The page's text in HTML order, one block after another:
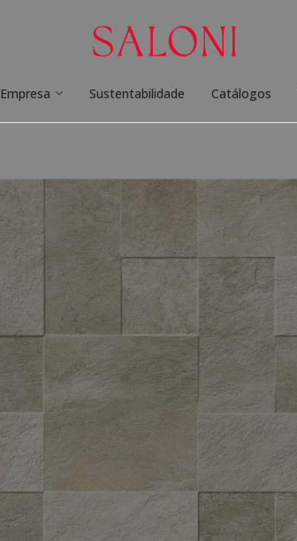
Empresa Sustentabilidade Catálogos